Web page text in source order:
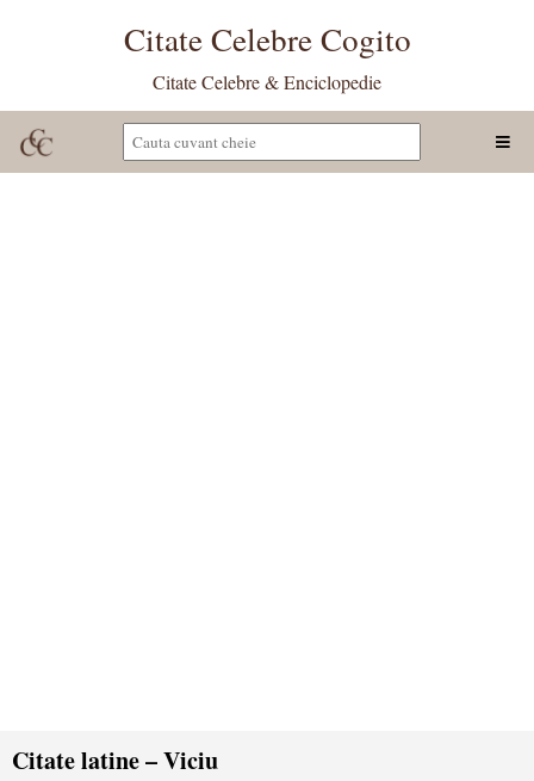
Citate Celebre Cogito
Citate Celebre & Enciclopedie
Citate latine – Viciu